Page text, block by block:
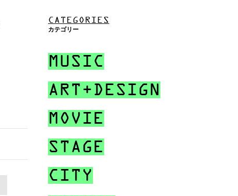
CATEGORIES
カテゴリー
MUSIC
ART+DESIGN
MOVIE
STAGE
CITY